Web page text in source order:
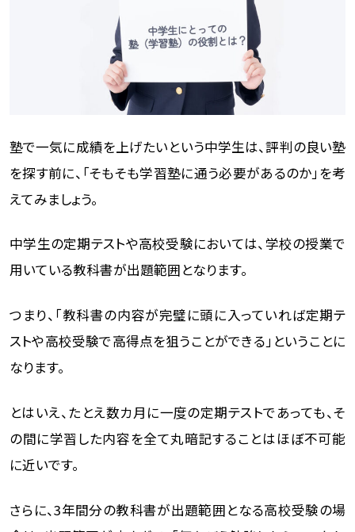
塾で一気に成績を上げたいという中学生は、評判の良い塾
を探す前に、「そもそも学習塾に通う必要があるのか」を考
えてみましょう。
中学生の定期テストや高校受験においては、学校の授業で
用いている教科書が出題範囲となります。
つまり、「教科書の内容が完璧に頭に入っていれば定期テ
ストや高校受験で高得点を狙うことができる」ということに
なります。
とはいえ、たとえ数カ月に一度の定期テストであっても、そ
の間に学習した内容を全て丸暗記することはほぼ不可能
に近いです。
さらに、3年間分の教科書が出題範囲となる高校受験の場